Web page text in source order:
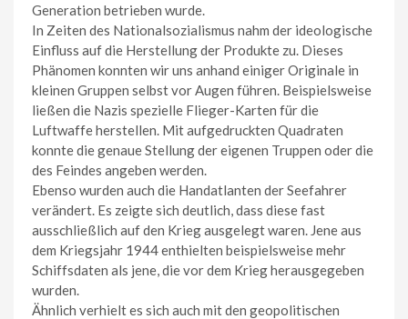
Generation betrieben wurde.
In Zeiten des Nationalsozialismus nahm der ideologische
Einfluss auf die Herstellung der Produkte zu. Dieses
Phänomen konnten wir uns anhand einiger Originale in
kleinen Gruppen selbst vor Augen führen. Beispielsweise
ließen die Nazis spezielle Flieger-Karten für die
Luftwaffe herstellen. Mit aufgedruckten Quadraten
konnte die genaue Stellung der eigenen Truppen oder die
des Feindes angeben werden.
Ebenso wurden auch die Handatlanten der Seefahrer
verändert. Es zeigte sich deutlich, dass diese fast
ausschließlich auf den Krieg ausgelegt waren. Jene aus
dem Kriegsjahr 1944 enthielten beispielsweise mehr
Schiffsdaten als jene, die vor dem Krieg herausgegeben
wurden.
Ähnlich verhielt es sich auch mit den geopolitischen